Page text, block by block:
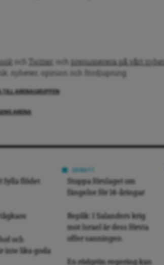
Twitter prenumerera på vårt
nyheter, opinion och fördjupning.
TILL ARENAGRUPPEN
ARENA
fylla flödet
och
inte lika goda
Stoppa förslaget om
fängelse för 14-åringar
Replik: I Salanders krig
mot Israel är dess första
offer sanningen
En rödgrön regering kan